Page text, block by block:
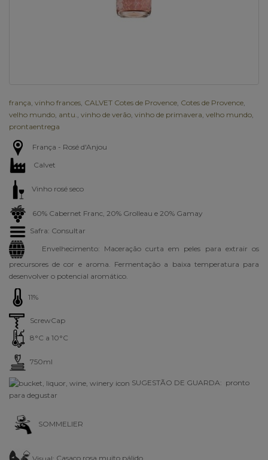
frança vinho frances CALVET Cotes de Provence Cotes de Provence
velho mundo antu. vinho de verão vinho de primavera velho mundo
prontaentrega
França - Rosé d'Anjou
Calvet
Vinho rosé seco
60% Cabernet Franc, 20% Grolleau e 20% Gamay
Safra: Consultar
Envelhecimento: Maceração curta em peles para extrair os
precursores de cor e aroma. Fermentação a baixa temperatura para
desenvolver o potencial aromático.
11%
ScrewCap
8°C a 10°C
750ml
SUGESTÃO DE GUARDA: pronto
para degustar
SOMMELIER